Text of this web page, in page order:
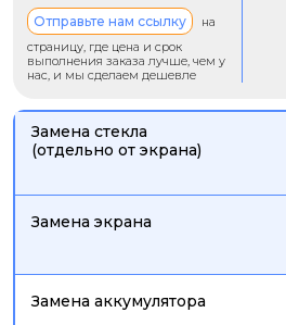
Отправьте нам ссылку
на
страницу, где цена и срок
выполнения заказа лучше, чем у
нас, и мы сделаем дешевле
Замена стекла
(отдельно от экрана)
Замена экрана
Замена аккумулятора